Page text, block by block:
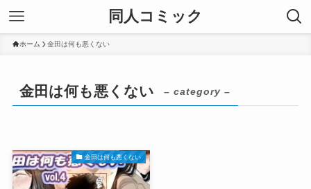
同人コミック
ホーム 金田は何も悪くない
金田は何も悪くない – category –
金田は何も悪くない